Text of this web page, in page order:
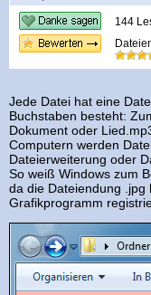
144
Jede Datei hat eine
Buchstaben besteht:
Dokument oder
Computern werden
Dateierweiterung oder
So weiß Windows zum
da die Dateiendung .jpg
Grafikprogramm